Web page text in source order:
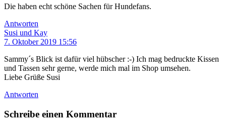
Die haben echt schöne Sachen für Hundefans.
Antworten
Susi und Kay
7. Oktober 2019 15:56
Sammy´s Blick ist dafür viel hübscher :-) Ich mag bedruckte Kissen
und Tassen sehr gerne, werde mich mal im Shop umsehen.
Liebe Grüße Susi
Antworten
Schreibe einen Kommentar